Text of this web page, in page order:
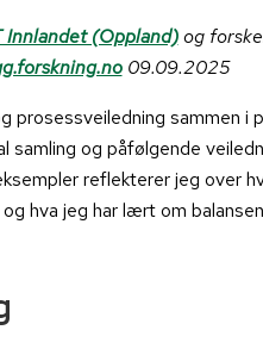
Innlandet (Oppland)og
09.09.2025
prosessveiledning sammen i
samling og påfølgende
reflekterer jeg over
hva jeg har lært om